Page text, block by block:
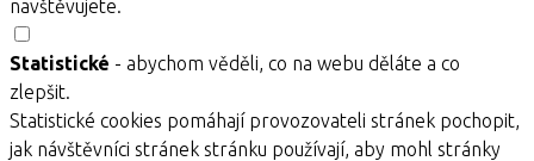
navštěvujete.
Statistické - abychom věděli, co na webu děláte a co
zlepšit.
Statistické cookies pomáhají provozovateli stránek pochopit,
jak návštěvníci stránek stránku používají, aby mohl stránky